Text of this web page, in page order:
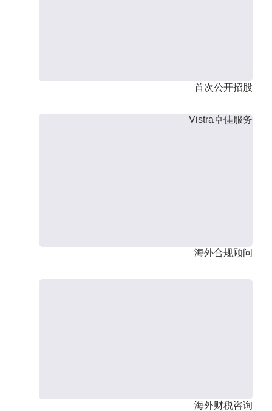
首次公开招股
Vistra卓佳服务
海外合规顾问
海外财税咨询